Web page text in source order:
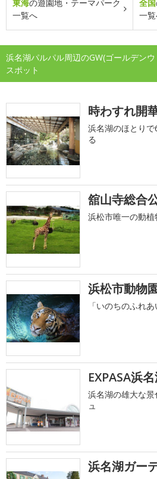
東海の遊園地・テーマパーク
一覧へ
全国
一
浜名湖パルパル周辺のGW(ゴールデン
スポット
時わすれ開
浜名湖のほとり
る
舘山寺総合
浜松市唯一の動植
浜松市動物
「いのちのふれ
EXPASA浜
浜名湖の雄大な
ュ
浜名湖ガー